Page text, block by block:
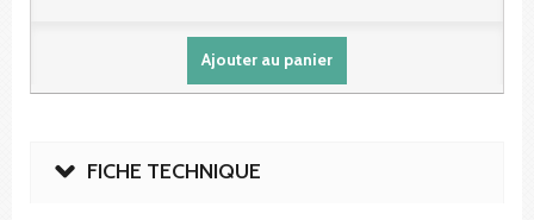
Ajouter au panier
FICHE TECHNIQUE